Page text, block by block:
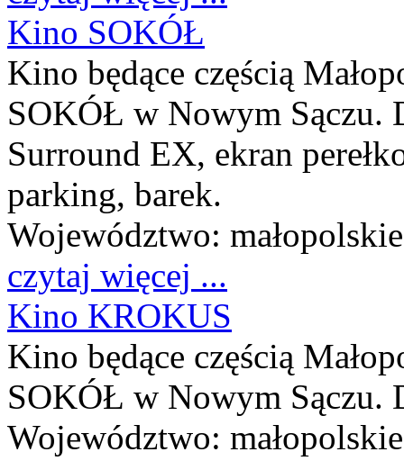
Kino SOKÓŁ
Kino będące częścią
SOKÓŁ w Nowym Sączu.
Surround EX, ekran
parking, barek.
Województwo: małopolskie
czytaj więcej ...
Kino KROKUS
Kino będące częścią
SOKÓŁ w Nowym Sączu.
Województwo: małopolskie